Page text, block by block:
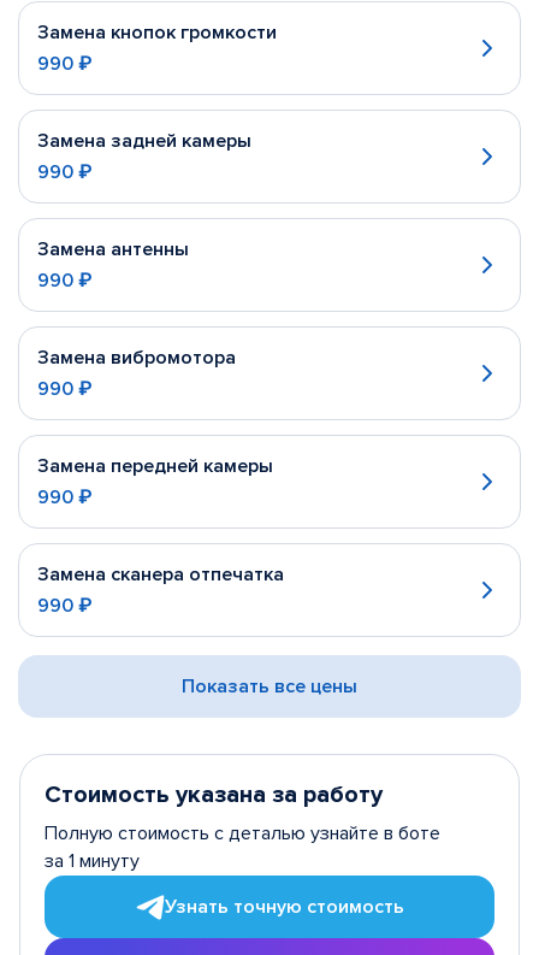
Замена кнопок громкости
990 ₽
Замена задней камеры
990 ₽
Замена антенны
990 ₽
Замена вибромотора
990 ₽
Замена передней камеры
990 ₽
Замена сканера отпечатка
990 ₽
Показать все цены
Стоимость указана за работу
Полную стоимость с деталью узнайте в боте
за 1 минуту
Узнать точную стоимость